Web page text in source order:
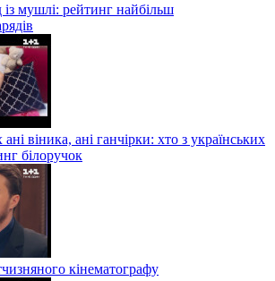
із мушлі: рейтинг найбільш
віника, ані ганчірки: хто з українських
білоручок
кінематографу